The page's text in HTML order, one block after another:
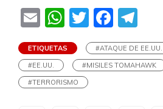
EmailWhatsApp
Twitter
ETIQUETAS
#ATAQUE DE
#EE.UU.
#MISILES TOMAHAWK
#TERRORISMO